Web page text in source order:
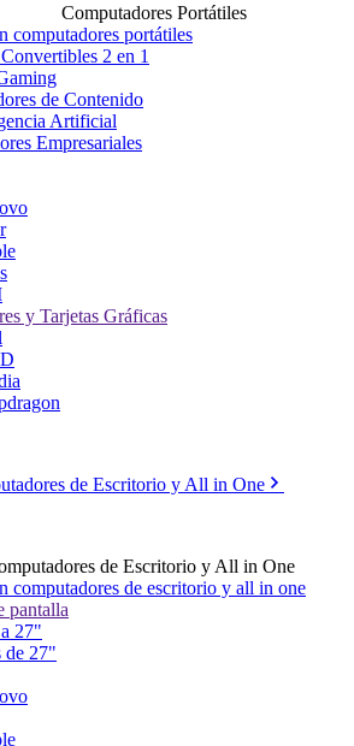
Computadores Portátiles
computadores portátiles
2 en 1
de Contenido
Artificial
Empresariales
y Tarjetas Gráficas
de Escritorio y All in One
de Escritorio y All in One
computadores de escritorio y all in one
pantalla
27"
de 27"